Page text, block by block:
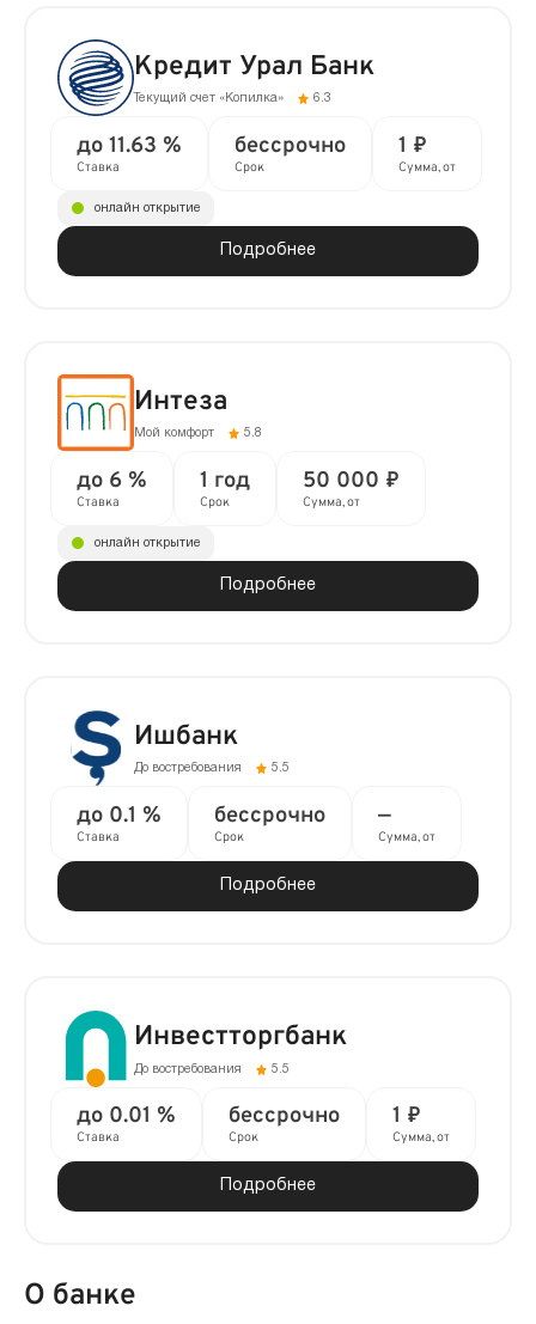
Кредит Урал Банк
Текущий счет «Копилка» 6.3
до 11.63 %
Ставка
бессрочно
Срок
1 ₽
Сумма, от
Подробнее
онлайн открытие
Интеза
Мой комфорт 5.8
до 6 %
Ставка
1 год
Срок
50 000 ₽
Сумма, от
Подробнее
онлайн открытие
Ишбанк
До востребования 5.5
до 0.1 %
Ставка
бессрочно
Срок
—
Сумма, от
Подробнее
Инвестторгбанк
До востребования 5.5
до 0.01 %
Ставка
бессрочно
Срок
1 ₽
Сумма, от
Подробнее
О банке